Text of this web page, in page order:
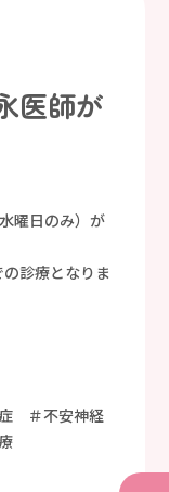
医師が
曜日のみ）が
診療となりま
＃不安神経